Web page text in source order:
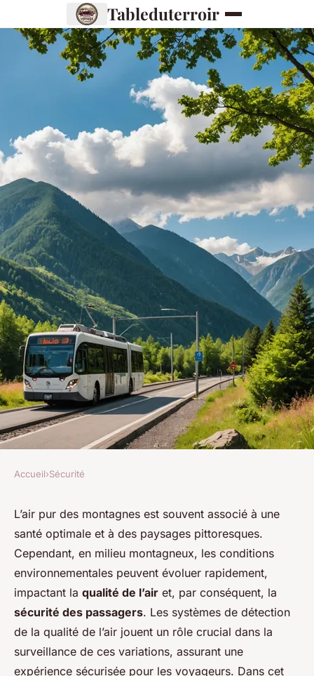
Tableduterroir
Comment les systèmes de
détection de la qualité de l'air
extérieur influencent-ils la
sécurité des passagers en
milieu montagneux?
Accueil›Sécurité
L’air pur des montagnes est souvent associé à une
santé optimale et à des paysages pittoresques.
Cependant, en milieu montagneux, les conditions
environnementales peuvent évoluer rapidement,
impactant la qualité de l’air et, par conséquent, la
sécurité des passagers. Les systèmes de détection
de la qualité de l’air jouent un rôle crucial dans la
surveillance de ces variations, assurant une
expérience sécurisée pour les voyageurs. Dans cet